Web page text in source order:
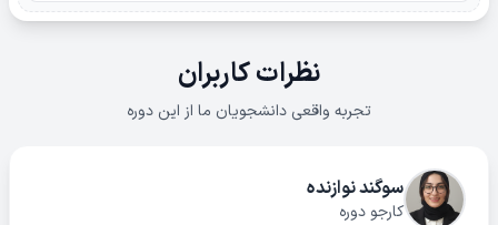
نظرات کاربران
تجربه واقعی دانشجویان ما از این دوره
سوگند نوازنده
کارجو دوره